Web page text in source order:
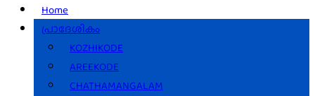
Home
പ്രാദേശികം
KOZHIKODE
AREEKODE
CHATHAMANGALAM